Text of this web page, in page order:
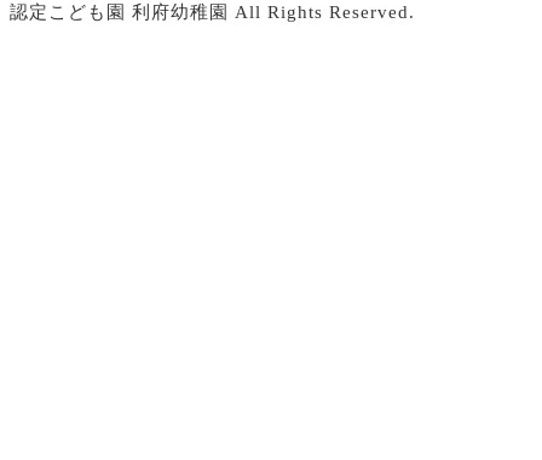
認定こども園 利府幼稚園 All Rights Reserved.